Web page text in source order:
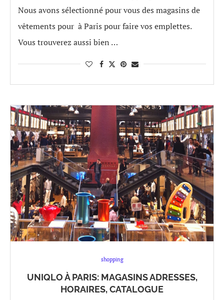
Nous avons sélectionné pour vous des magasins de
vêtements pour à Paris pour faire vos emplettes.
Vous trouverez aussi bien …
shopping
UNIQLO À PARIS: MAGASINS ADRESSES,
HORAIRES, CATALOGUE